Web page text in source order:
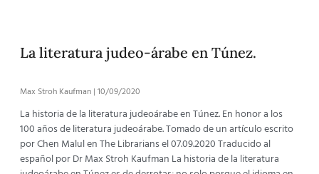
La literatura judeo-árabe en Túnez.
Max Stroh Kaufman 10/09/2020
La historia de la literatura judeoárabe en Túnez. En honor a los
100 años de literatura judeoárabe. Tomado de un artículo escrito
por Chen Malul en The Librarians el 07.09.2020 Traducido al
español por Dr Max Stroh Kaufman La historia de la literatura